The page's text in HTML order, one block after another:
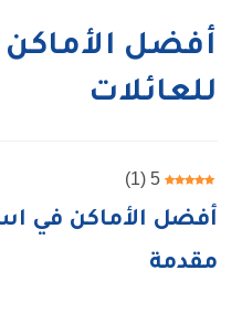
أفضل
للعائلات
5
(
1
)
أفضل الأماكن في
مقدمة